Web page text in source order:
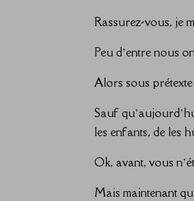
Rassurez-vous, je
Peu d’entre nous
Alors sous
Sauf
les enfants, de les
Ok, avant, vous
Mais maintenant